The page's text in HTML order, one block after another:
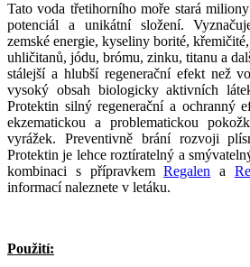
Tato voda třetihorního moře stará
potenciál a unikátní složení.
zemské energie, kyseliny borité,
uhličitanů, jódu, brómu, zinku, titanu a
stálejší a hlubší regenerační efekt než
vysoký obsah biologicky aktivních
Protektin silný regenerační a ochranný
ekzematickou a problematickou
vyrážek. Preventivně brání rozvoji
Protektin je lehce roztíratelný a
kombinaci s přípravkemRegalen a
informací naleznete v letáku.
Použití: